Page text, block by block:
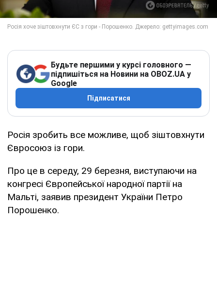
Будьте першими у курсі головного —
підпишіться на Новини на OBOZ.UA у
Google
Підписатися
Росія зробить все можливе, щоб зіштовхнути
Євросоюз із гори.
Про це в середу, 29 березня, виступаючи на
конгресі Європейської народної партії на
Мальті, заявив президент України Петро
Порошенко.